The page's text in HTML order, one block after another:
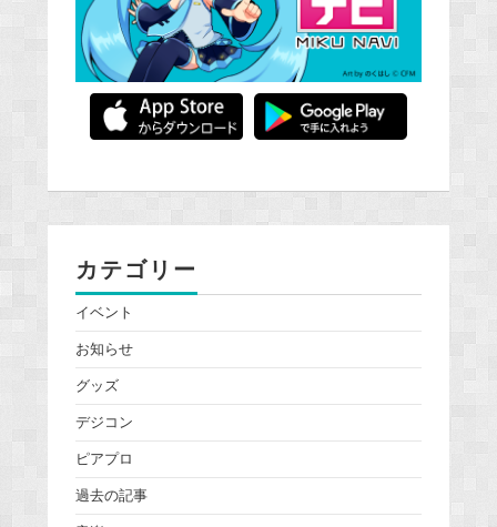
カテゴリー
イベント
お知らせ
グッズ
デジコン
ピアプロ
過去の記事